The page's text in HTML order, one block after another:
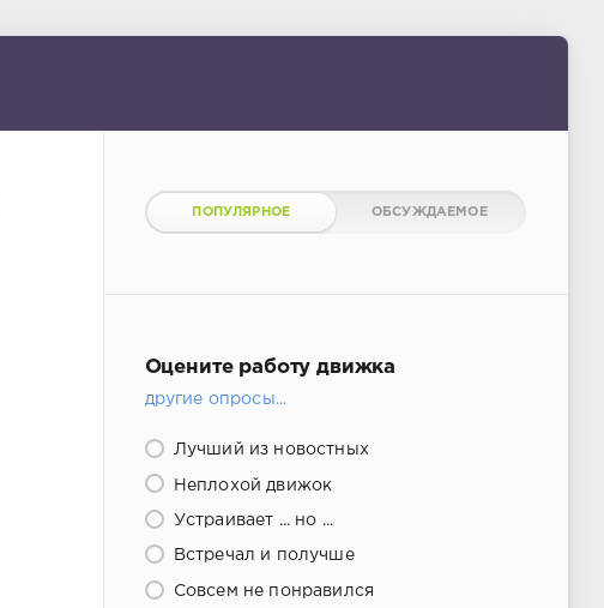
ПОПУЛЯРНОЕ ОБСУЖДАЕМОЕ
Оцените работу движка
другие опросы...
Лучший из новостных
Неплохой движок
Устраивает ... но ...
Встречал и получше
Совсем не понравился